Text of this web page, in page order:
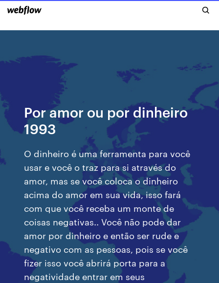
Por amor ou por dinheiro
1993
O dinheiro é uma ferramenta para você
usar e você o traz para si através do
amor, mas se você coloca o dinheiro
acima do amor em sua vida, isso fará
com que você receba um monte de
coisas negativas.. Você não pode dar
amor por dinheiro e então ser rude e
negativo com as pessoas, pois se você
fizer isso você abrirá porta para a
negatividade entrar em seus